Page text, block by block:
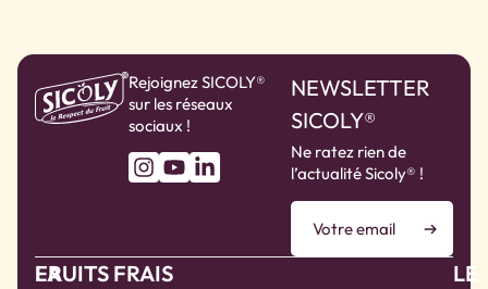
Rejoignez SICOLY®
sur les réseaux
sociaux !
NEWSLETTER
SICOLY®
Ne ratez rien de
l’actualité Sicoly® !
LA
FRUITS FRAIS
LE